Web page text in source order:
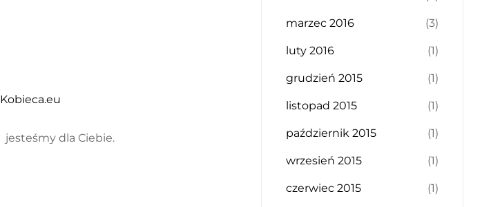
Kobieca.eu
jesteśmy dla Ciebie.
marzec 2016 (3)
luty 2016 (1)
grudzień 2015 (1)
listopad 2015 (1)
październik 2015 (1)
wrzesień 2015 (1)
czerwiec 2015 (1)